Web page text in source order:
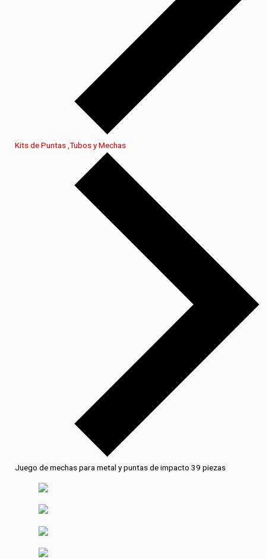
Kits de Puntas ,Tubos y Mechas
Juego de mechas para metal y puntas de impacto 39 piezas